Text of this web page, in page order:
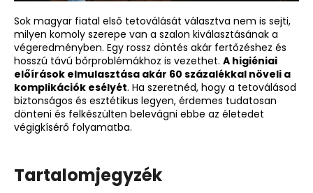
Sok magyar fiatal első tetoválását választva nem is sejti,
milyen komoly szerepe van a szalon kiválasztásának a
végeredményben. Egy rossz döntés akár fertőzéshez és
hosszú távú bőrproblémákhoz is vezethet. A higiéniai
előírások elmulasztása akár 60 százalékkal növeli a
komplikációk esélyét. Ha szeretnéd, hogy a tetoválásod
biztonságos és esztétikus legyen, érdemes tudatosan
dönteni és felkészülten belevágni ebbe az életedet
végigkísérő folyamatba.
Tartalomjegyzék
A
j
á
n
l
j
u